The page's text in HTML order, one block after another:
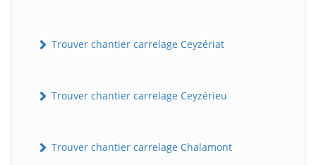
Trouver chantier carrelage Ceyzériat
Trouver chantier carrelage Ceyzérieu
Trouver chantier carrelage Chalamont